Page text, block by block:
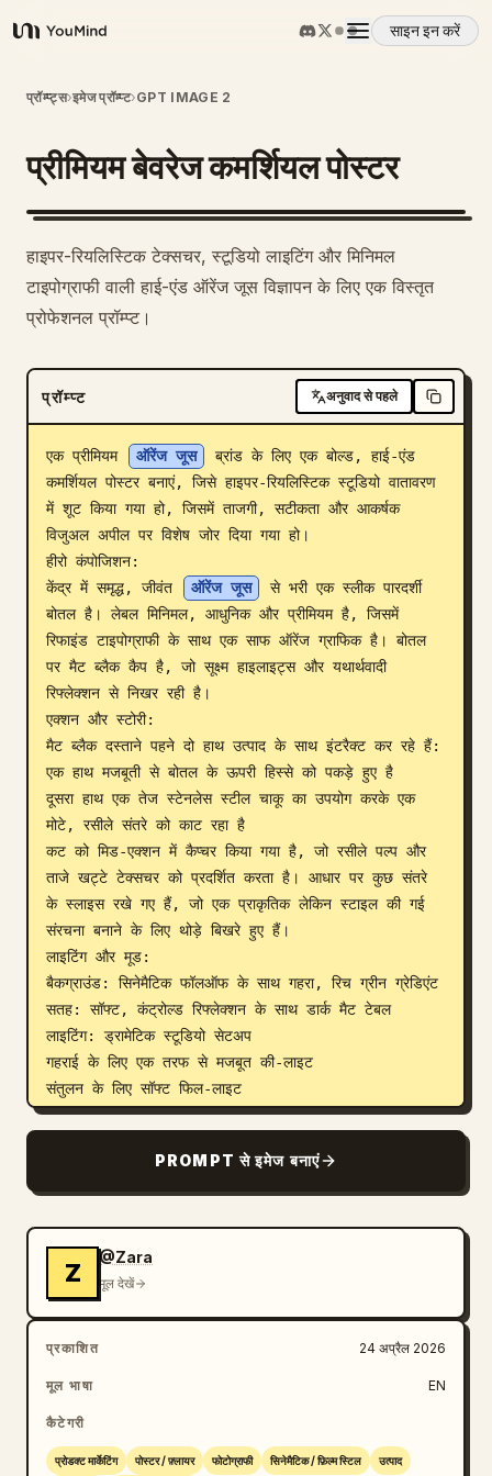
YouMind
साइन इन करें
अवलोकन
उपयोग के मामले
प्रॉम्प्ट
मूल्य निर्धारण
डाउनलोड
ब्लॉग
अपडेट
प्रॉम्प्ट्स›इमेज प्रॉम्प्ट›GPT IMAGE 2
प्रीमियम बेवरेज कमर्शियल पोस्टर
हाइपर-रियलिस्टिक टेक्सचर, स्टूडियो लाइटिंग और मिनिमल
टाइपोग्राफी वाली हाई-एंड ऑरेंज जूस विज्ञापन के लिए एक विस्तृत
प्रोफेशनल प्रॉम्प्ट।
प्रॉम्प्ट अनुवाद से पहले
एक प्रीमियम ऑरेंज जूस
ब्रांड के लिए एक बोल्ड, हाई-एंड
कमर्शियल पोस्टर बनाएं, जिसे हाइपर-रियलिस्टिक स्टूडियो वातावरण
में शूट किया गया हो, जिसमें ताजगी, सटीकता और आकर्षक
विजुअल अपील पर विशेष जोर दिया गया हो।
हीरो कंपोजिशन:
केंद्र में समृद्ध, जीवंत
ऑरेंज जूस
से भरी एक स्लीक पारदर्शी
बोतल है। लेबल मिनिमल, आधुनिक और प्रीमियम है, जिसमें
रिफाइंड टाइपोग्राफी के साथ एक साफ ऑरेंज ग्राफिक है। बोतल
पर मैट ब्लैक कैप है, जो सूक्ष्म हाइलाइट्स और यथार्थवादी
रिफ्लेक्शन से निखर रही है।
एक्शन और स्टोरी:
मैट ब्लैक दस्ताने पहने दो हाथ उत्पाद के साथ इंटरैक्ट कर रहे हैं:
एक हाथ मजबूती से बोतल के ऊपरी हिस्से को पकड़े हुए है
दूसरा हाथ एक तेज स्टेनलेस स्टील चाकू का उपयोग करके एक
मोटे, रसीले संतरे को काट रहा है
कट को मिड-एक्शन में कैप्चर किया गया है, जो रसीले पल्प और
ताजे खट्टे टेक्सचर को प्रदर्शित करता है। आधार पर कुछ संतरे
के स्लाइस रखे गए हैं, जो एक प्राकृतिक लेकिन स्टाइल की गई
संरचना बनाने के लिए थोड़े बिखरे हुए हैं।
लाइटिंग और मूड:
बैकग्राउंड: सिनेमैटिक फॉलऑफ के साथ गहरा, रिच ग्रीन ग्रेडिएंट
सतह: सॉफ्ट, कंट्रोल्ड रिफ्लेक्शन के साथ डार्क मैट टेबल
लाइटिंग: ड्रामेटिक स्टूडियो सेटअप
गहराई के लिए एक तरफ से मजबूत की-लाइट
संतुलन के लिए सॉफ्ट फिल-लाइट
बोतल और चाकू पर क्रिस्प हाइलाइट्स
टाइपोग्राफी लेआउट:
सफेद रंग में साफ, आधुनिक ब्रांड नाम (जैसे “VITRA”,
“FRESCO”, या “NATURO”)
निचला भाग:
छोटी लाइन: “Not your average juice”
बड़ी बोल्ड हेडलाइन: “
PURE ORANGE. NO COMPROMISE.
टाइपोग्राफी आधुनिक, बोल्ड और प्रीमियम होनी चाहिए, जिसमें एक
मजबूत विजुअल पदानुक्रम हो। हेडलाइन के लिए एक रिच ऑरेंज
PROMPT से इमेज बनाएं
Z
@Zara
मूल देखें
प्रकाशित 24 अप्रैल 2026
मूल भाषा EN
कैटेगरी
प्रोडक्ट मार्केटिंग पोस्टर / फ़्लायर फोटोग्राफी सिनेमैटिक / फ़िल्म स्टिल उत्पाद